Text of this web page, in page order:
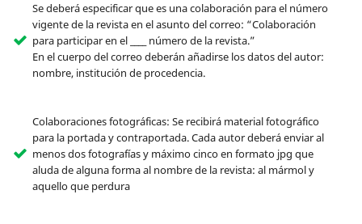
Se deberá especificar que es una colaboración para el número
vigente de la revista en el asunto del correo: “Colaboración
para participar en el ____ número de la revista.”
En el cuerpo del correo deberán añadirse los datos del autor:
nombre, institución de procedencia.
Colaboraciones fotográficas: Se recibirá material fotográfico
para la portada y contraportada. Cada autor deberá enviar al
menos dos fotografías y máximo cinco en formato jpg que
aluda de alguna forma al nombre de la revista: al mármol y
aquello que perdura